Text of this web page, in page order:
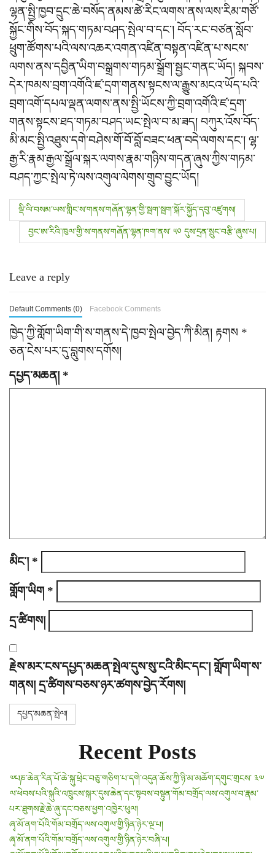
ལྷན་སྤྱི་ཁྱབ་དྲུང་ཆེ་བསོད་ནམས་ཚེ་རིང་ལགས་ནས་ལས་རིམ་གཙོ་
སྐྱོང་གིས་བོད་སྐད་གཏམ་བཤད་སྤེལ་བ་དང་། བོད་རང་བཙན་སློབ་
ཕྲུག་ཚོགས་པའི་ལས་འཆར་འགན་འཛིན་བསྟན་འཛིན་པ་སངས་
ལགས་ནས་དབྱིན་ཡིག་བསྒྲགས་གཏམ་སྒྲོག་སྦྱང་གནང་ཡོད། སྐབས་
དེར་ཁམས་བྲག་འགོའི་ཛ་དྲག་གནས་སྟངས་ལ་རྒྱུས་མངའ་ཡོད་པའི་
བྲག་འགོ་དཔལ་ལྡན་ལགས་ནས་སྤྱི་ཡོངས་ཀྱི་བྲག་འགོའི་ཛ་དྲག་
གནས་སྟངས་ཐད་གཏམ་བཤད་ཡང་སྤེལ་བ་མ་ཟད། བཀུར་འོས་བོད་
མི་མང་སྤྱི་འཐུས་དགེ་བཤེས་གོ་བོ་བློ་བཟང་ཕན་བདེ་ལགས་དང་། ལྷ་
རྒྱ་རི་རྣམ་རྒྱལ་སྒྲོལ་སྐར་ལགས་རྣམ་གཉིས་གདན་ཞུས་ཀྱིས་གཏམ་
བཤད་ཀྱང་སྤེལ་ཏེ་ལས་འགུལ་ལེགས་གྲུབ་བྱུང་ཡོད།
P
t
n
a
v
i
ལྡི་ལི་བསམ་ཡས་གླིང་ས་གནས་གཞོན་ལྷན་གྱི་སྦག་སྦག་སྐོར་སྐྱོད་དབུ་འཛུགས།
བྱང་ཨ་རིའི་ཁུལ་གྱི་ས་གནས་གཞོན་ལྷན་ཁག་ནས་ ༥༠ དུས་དྲན་སྲུང་བརྩི་ཞུས་པ།
Leave a reply
Default Comments (0) Facebook Comments
ཁྱེད་ཀྱི་གློག་ཡིག་གི་ས་གནས་དེ་ཁྱབ་སྤེལ་བྱེད་ཀི་མིན། རྟགས *
ཅན་ངེས་པར་དུ་བླུགས་དགོས།
དཔྱད་མཆན། *
མིང་། *
གློག་ཡིག *
དྲ་ཚིགས།
རྗེས་མར་ངས་དཔྱད་མཆན་སྤེལ་དུས་སུ་ངའི་མིང་དང་། གློག་ཡིག་ས་
གནས། དྲ་ཚིགས་བཅས་ཉར་ཚགས་བྱེད་རོགས།
Recent Posts
༧པཎ་ཆེན་རིན་པོ་ཆེ་སྐུ་ཕྲེང་བཅུ་གཅིག་པ་དགེ་འདུན་ཆོས་ཀྱི་ཉི་མ་མཆོག་དགུང་གྲངས་ ༣༧
ལ་ཕེབས་པའི་སྐུའི་འཁྲུངས་སྐར་དུས་ཆེན་དང་སྟབས་བསྟུན་གོམ་བགྲོད་ལས་འགུལ་བ་རྣམ་
པར་ཐུགས་རྗེ་ཆེ་ཞུ་དང་བཅས་ཕྱག་འཁྱེར་ཕུལ།
ཞྭ་མོ་ནག་པོའི་གོམ་བགྲོད་ལས་འགུལ་གྱི་ཉིན་ཉེར་ལྔ་པ།
ཞྭ་མོ་ནག་པོའི་གོམ་བགྲོད་ལས་འགུལ་གྱི་ཉིན་ཉེར་བཞི་པ།